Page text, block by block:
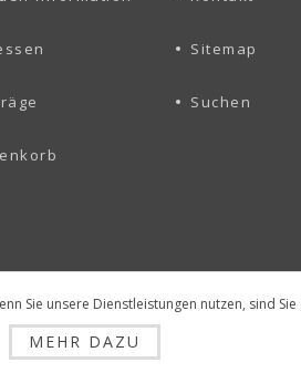
Sitemap
Suchen
Sie unsere Dienstleistungen nutzen, sind
MEHR DAZU